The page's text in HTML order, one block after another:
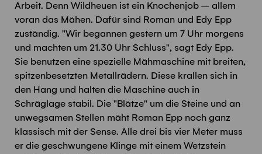
Arbeit. Denn Wildheuen ist ein Knochenjob – allem
voran das Mähen. Dafür sind Roman und Edy Epp
zuständig. "Wir begannen gestern um 7 Uhr morgens
und machten um 21.30 Uhr Schluss", sagt Edy Epp.
Sie benutzen eine spezielle Mähmaschine mit breiten,
spitzenbesetzten Metallrädern. Diese krallen sich in
den Hang und halten die Maschine auch in
Schräglage stabil. Die "Blätze" um die Steine und an
unwegsamen Stellen mäht Roman Epp noch ganz
klassisch mit der Sense. Alle drei bis vier Meter muss
er die geschwungene Klinge mit einem Wetzstein